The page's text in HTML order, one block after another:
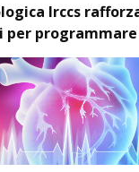
Irccs
per